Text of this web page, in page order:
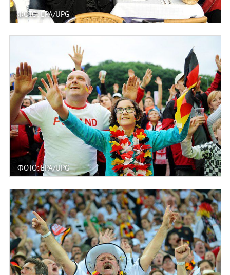
ФОТО: EPA/UPG
ФОТО: EPA/UPG